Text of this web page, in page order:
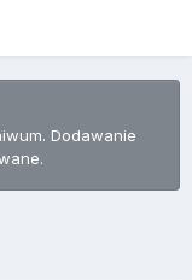
Dodawanie